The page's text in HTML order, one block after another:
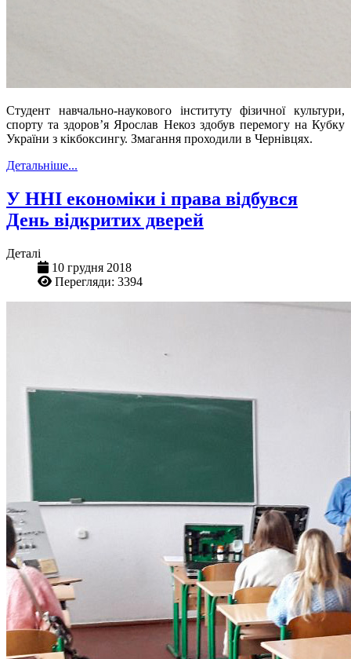
Студент навчально-наукового інституту фізичної культури,
спорту та здоров’я Ярослав Некоз здобув перемогу на Кубку
України з кікбоксингу. Змагання проходили в Чернівцях.
Детальніше...
У ННІ економіки і права відбувся
День відкритих дверей
Деталі
10 грудня 2018
Перегляди: 3394